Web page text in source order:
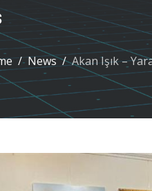
News Akan Işık –